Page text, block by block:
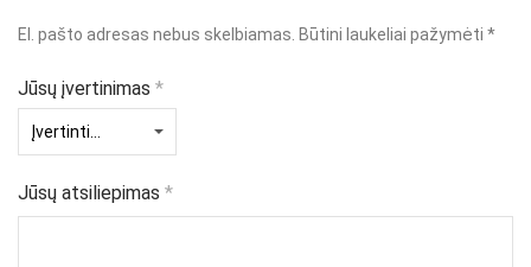
El. pašto adresas nebus skelbiamas. Būtini laukeliai pažymėti *
Jūsų įvertinimas *
Jūsų atsiliepimas *